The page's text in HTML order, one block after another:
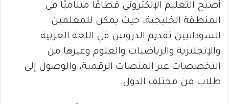
أصبح التعليم الإلكتروني قطاعًا متناميًا في
المنطقة الخليجية، حيث يمكن للمعلمين
السودانيين تقديم الدروس في اللغة العربية
والإنجليزية والرياضيات والعلوم وغيرها من
التخصصات عبر المنصات الرقمية، والوصول إلى
طلاب من مختلف الدول.